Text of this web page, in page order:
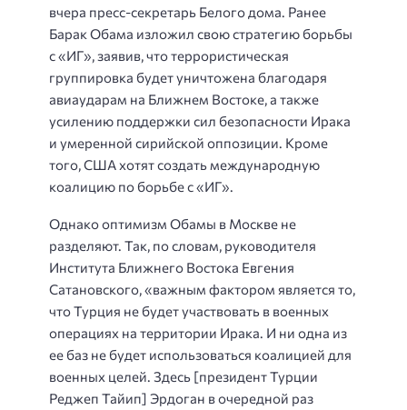
вчера пресс-секретарь Белого дома. Ранее
Барак Обама изложил свою стратегию борьбы
с «ИГ», заявив, что террористическая
группировка будет уничтожена благодаря
авиаударам на Ближнем Востоке, а также
усилению поддержки сил безопасности Ирака
и умеренной сирийской оппозиции. Кроме
того, США хотят создать международную
коалицию по борьбе с «ИГ».
Однако оптимизм Обамы в Москве не
разделяют. Так, по словам, руководителя
Института Ближнего Востока Евгения
Сатановского, «важным фактором является то,
что Турция не будет участвовать в военных
операциях на территории Ирака. И ни одна из
ее баз не будет использоваться коалицией для
военных целей. Здесь [президент Турции
Реджеп Тайип] Эрдоган в очередной раз